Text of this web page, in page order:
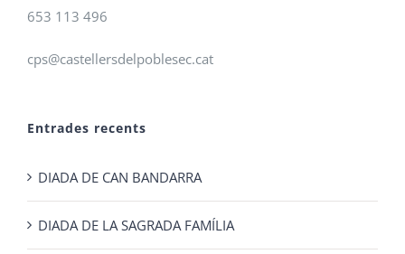
653 113 496
cps@castellersdelpoblesec.cat
Entrades recents
DIADA DE CAN BANDARRA
DIADA DE LA SAGRADA FAMÍLIA